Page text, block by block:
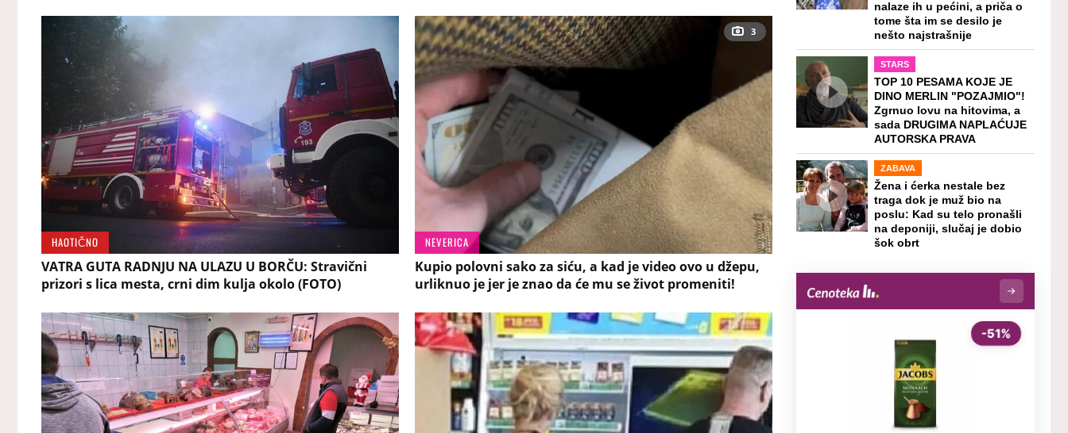
HAOTIČNO
VATRA GUTA RADNJU NA ULAZU U BORČU: Stravični
prizori s lica mesta, crni dim kulja okolo (FOTO)
3
NEVERICA
Kupio polovni sako za siću, a kad je video ovo u džepu,
urliknuo je jer je znao da će mu se život promeniti!
nalaze ih u pećini, a priča o
tome šta im se desilo je
nešto najstrašnije
STARS
TOP 10 PESAMA KOJE JE
DINO MERLIN "POZAJMIO"!
Zgrnuo lovu na hitovima, a
sada DRUGIMA NAPLAĆUJE
AUTORSKA PRAVA
ZABAVA
Žena i ćerka nestale bez
traga dok je muž bio na
poslu: Kad su telo pronašli
na deponiji, slučaj je dobio
šok obrt